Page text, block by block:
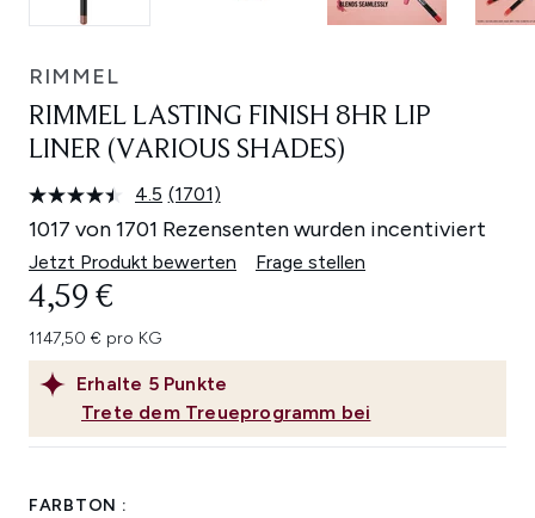
RIMMEL
RIMMEL LASTING FINISH 8HR LIP
LINER (VARIOUS SHADES)
4.5 1701
Bewertungen
lesen.
Link
(1701)
1017 von 1701 Rezensenten wurden incentiviert
Jetzt Produkt bewerten Frage stellen
Erhalte 5 Punkte
Trete dem Treueprogramm bei
4,59 €
1147,50 € pro KG
FARBTON :